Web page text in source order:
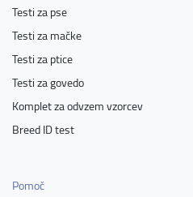
Testi za pse
Testi za mačke
Testi za ptice
Testi za govedo
Komplet za odvzem vzorcev
Breed ID test
Pomoč